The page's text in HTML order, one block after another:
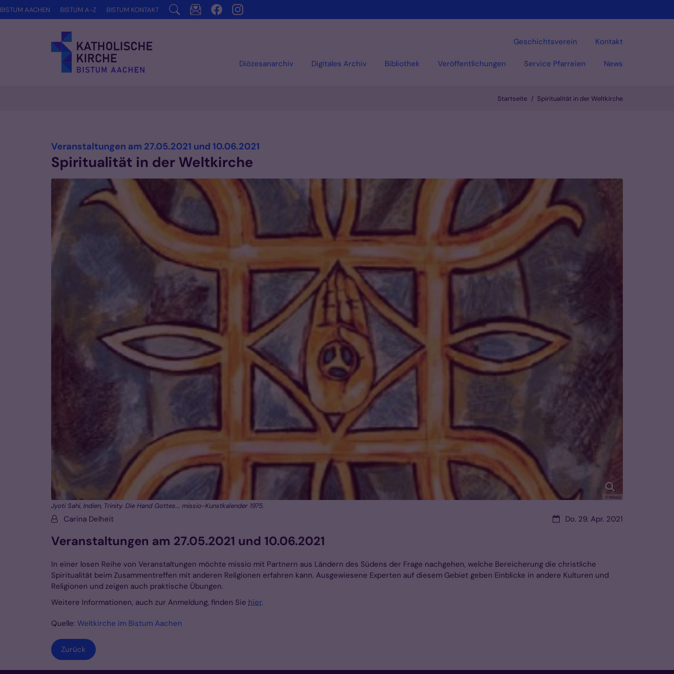
Zum Inhalt springen
Diözesanarchiv Digitales Archiv Bibliothek Veröffentlichungen Service Pfarreien News
Geschichtsverein Kontakt
BISTUM AACHEN BISTUM A-Z BISTUM KONTAKT
Startseite Spiritualität in der Weltkirche
Veranstaltungen am 27.05.2021 und 10.06.2021
Spiritualität in der Weltkirche
© missio
Jyoti Sahi, Indien, Trinity. Die Hand Gottes... missio-Kunstkalender 1975.
Datum:Do. 29. Apr. 2021
Von:Carina Delheit
Veranstaltungen am 27.05.2021 und 10.06.2021
In einer losen Reihe von Veranstaltungen möchte missio mit Partnern aus Ländern des Südens der Frage nachgehen, welche Bereicherung die christliche
Spiritualität beim Zusammentreffen mit anderen Religionen erfahren kann. Ausgewiesene Experten auf diesem Gebiet geben Einblicke in andere Kulturen und
Religionen und zeigen auch praktische Übungen.
Weitere Informationen, auch zur Anmeldung, finden Sie hier.
Quelle: Weltkirche im Bistum Aachen
Zurück